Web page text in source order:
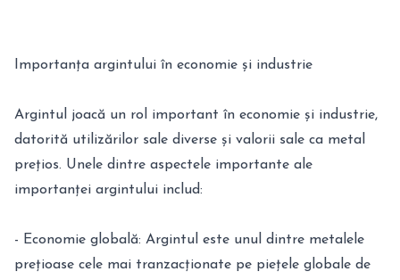
Importanța argintului în economie și industrie
Argintul joacă un rol important în economie și industrie,
datorită utilizărilor sale diverse și valorii sale ca metal
prețios. Unele dintre aspectele importante ale
importanței argintului includ:
- Economie globală: Argintul este unul dintre metalele
prețioase cele mai tranzacționate pe piețele globale de